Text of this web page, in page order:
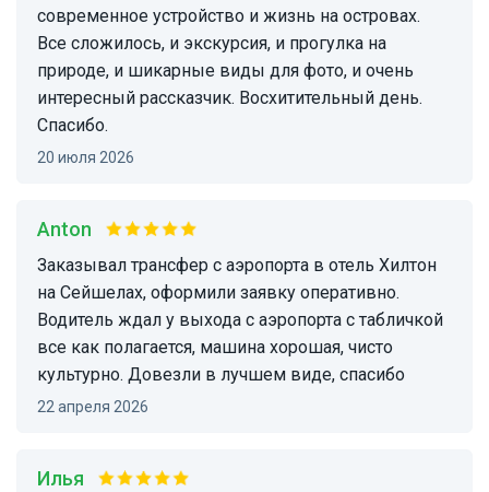
современное устройство и жизнь на островах.
Все сложилось, и экскурсия, и прогулка на
природе, и шикарные виды для фото, и очень
интересный рассказчик. Восхитительный день.
Спасибо.
20 июля 2026
Anton
Заказывал трансфер с аэропорта в отель Хилтон
на Сейшелах, оформили заявку оперативно.
Водитель ждал у выхода с аэропорта с табличкой
все как полагается, машина хорошая, чисто
культурно. Довезли в лучшем виде, спасибо
22 апреля 2026
Илья